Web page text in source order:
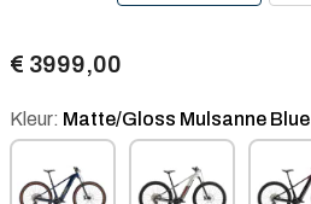
€ 3999,00
Kleur: Matte/Gloss Mulsanne Blue